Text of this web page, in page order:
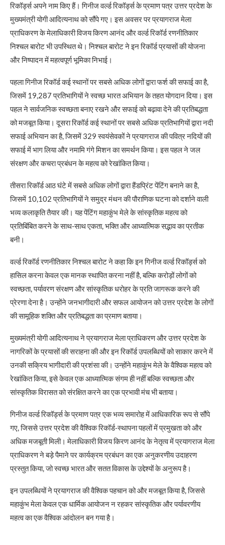
रिकॉर्ड्स अपने नाम किए हैं। गिनीज वर्ल्ड रिकॉर्ड्स के प्रमाण पत्र उत्तर प्रदेश के
मुख्यमंत्री योगी आदित्यनाथ को सौंपे गए। इस अवसर पर प्रयागराज मेला
प्राधिकरण के मेलाधिकारी विजय किरण आनंद और वर्ल्ड रिकॉर्ड रणनीतिकार
निश्चल बारोट भी उपस्थित थे। निश्चल बारोट ने इन रिकॉर्ड प्रयासों की योजना
और निष्पादन में महत्वपूर्ण भूमिका निभाई।
पहला गिनीज रिकॉर्ड कई स्थानों पर सबसे अधिक लोगों द्वारा फर्श की सफाई का है,
जिसमें 19,287 प्रतिभागियों ने स्वच्छ भारत अभियान के तहत योगदान दिया। इस
पहल ने सार्वजनिक स्वच्छता बनाए रखने और सफाई को बढ़ावा देने की प्रतिबद्धता
को मजबूत किया। दूसरा रिकॉर्ड कई स्थानों पर सबसे अधिक प्रतिभागियों द्वारा नदी
सफाई अभियान का है, जिसमें 329 स्वयंसेवकों ने प्रयागराज की पवित्र नदियों की
सफाई में भाग लिया और नमामि गंगे मिशन का समर्थन किया। इस पहल ने जल
संरक्षण और कचरा प्रबंधन के महत्व को रेखांकित किया।
तीसरा रिकॉर्ड आठ घंटे में सबसे अधिक लोगों द्वारा हैंडप्रिंट पेंटिंग बनाने का है,
जिसमें 10,102 प्रतिभागियों ने समुद्र मंथन की पौराणिक घटना को दर्शाने वाली
भव्य कलाकृति तैयार की। यह पेंटिंग महाकुंभ मेले के सांस्कृतिक महत्व को
प्रतिबिंबित करने के साथ-साथ एकता, भक्ति और आध्यात्मिक सद्भाव का प्रतीक
बनी।
वर्ल्ड रिकॉर्ड रणनीतिकार निश्चल बारोट ने कहा कि इन गिनीज वर्ल्ड रिकॉर्ड्स को
हासिल करना केवल एक मानक स्थापित करना नहीं है, बल्कि करोड़ों लोगों को
स्वच्छता, पर्यावरण संरक्षण और सांस्कृतिक धरोहर के प्रति जागरूक करने की
प्रेरणा देना है। उन्होंने जनभागीदारी और सफल आयोजन को उत्तर प्रदेश के लोगों
की सामूहिक शक्ति और प्रतिबद्धता का प्रमाण बताया।
मुख्यमंत्री योगी आदित्यनाथ ने प्रयागराज मेला प्राधिकरण और उत्तर प्रदेश के
नागरिकों के प्रयासों की सराहना की और इन रिकॉर्ड उपलब्धियों को साकार करने में
उनकी सक्रिय भागीदारी की प्रशंसा की। उन्होंने महाकुंभ मेले के वैश्विक महत्व को
रेखांकित किया, इसे केवल एक आध्यात्मिक संगम ही नहीं बल्कि स्वच्छता और
सांस्कृतिक विरासत को संरक्षित करने का एक प्रभावी मंच भी बताया।
गिनीज वर्ल्ड रिकॉर्ड्स के प्रमाण पत्र एक भव्य समारोह में आधिकारिक रूप से सौंपे
गए, जिससे उत्तर प्रदेश की वैश्विक रिकॉर्ड-स्थापना पहलों में प्रमुखता को और
अधिक मजबूती मिली। मेलाधिकारी विजय किरण आनंद के नेतृत्व में प्रयागराज मेला
प्राधिकरण ने बड़े पैमाने पर कार्यक्रम प्रबंधन का एक अनुकरणीय उदाहरण
प्रस्तुत किया, जो स्वच्छ भारत और सतत विकास के उद्देश्यों के अनुरूप है।
इन उपलब्धियों ने प्रयागराज की वैश्विक पहचान को और मजबूत किया है, जिससे
महाकुंभ मेला केवल एक धार्मिक आयोजन न रहकर सांस्कृतिक और पर्यावरणीय
महत्व का एक वैश्विक आंदोलन बन गया है।